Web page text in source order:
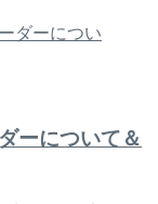
ーについて＆